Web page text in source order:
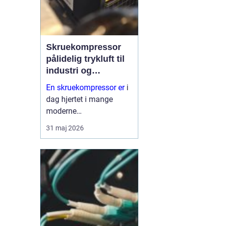
Skruekompressor
pålidelig trykluft til
industri og
værksted
En skruekompressor eri
dag hjertet i mange
moderne
produktionsanlæg og
autoværksteder. Når
og driften kører mange
timer i døgnet, er en
simpel
stempelkompressor
sjælde...
31 maj 2026